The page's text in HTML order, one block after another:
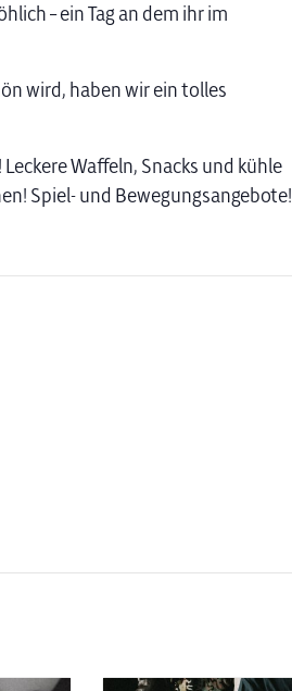
– ein Tag an dem ihr im
wird, haben wir ein tolles
Waffeln, Snacks und kühle
Spiel- und Bewegungsangebote!